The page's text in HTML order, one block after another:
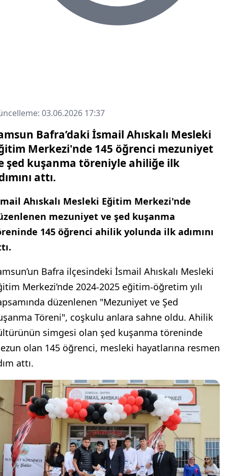
03.06.2026 17:37
Bafra’daki İsmail Ahıskalı Mesleki
Merkezi'nde 145 öğrenci mezuniyet
şed kuşanma töreniyle ahiliğe ilk
attı.
Ahıskalı Mesleki Eğitim Merkezi'nde
mezuniyet ve şed kuşanma
145 öğrenci ahilik yolunda ilk adımını
Bafra ilçesindeki İsmail Ahıskalı Mesleki
Merkezi’nde 2024-2025 eğitim-öğretim yılı
düzenlenen "Mezuniyet ve Şed
Töreni", coşkulu anlara sahne oldu. Ahilik
simgesi olan şed kuşanma töreninde
olan 145 öğrenci, mesleki hayatlarına resmen
attı.